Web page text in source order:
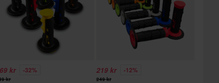
kr -32%
kr
219 kr -12%
249 kr